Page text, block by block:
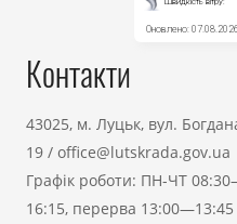
Контакти
43025, м. Луцьк, вул.
19 / office@lutskrada.gov.ua
Графік роботи: ПН-ЧТ
16:15, перерва 13:00—13:45